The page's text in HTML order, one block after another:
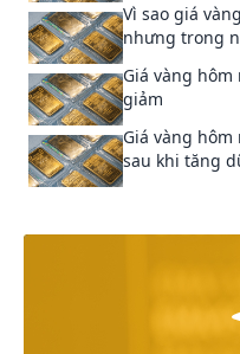
Vì sao giá
nhưng trong
Giá vàng hôm
giảm
Giá vàng hôm
sau khi tăng